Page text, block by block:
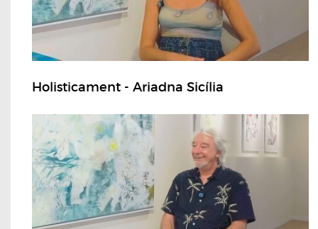
Holisticament - Ariadna Sicília